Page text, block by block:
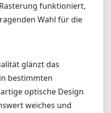
funktioniert,
Wahl für die
glänzt das
bestimmten
optische Design
weiches und